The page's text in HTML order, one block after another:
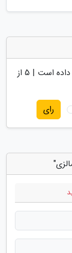
داده است | 5 از
رای